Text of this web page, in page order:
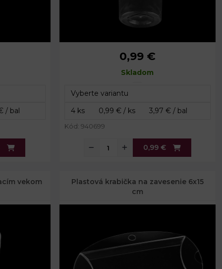
5,6 cm
9,5 cm
0,99 €
Skladom
Kód: 940699
0,99 €
vekom
Plastová krabička na zavesenie 6x15
cm